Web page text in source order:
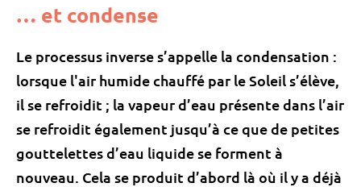
… et condense
Le processus inverse s’appelle la condensation :
lorsque l'air humide chauffé par le Soleil s’élève,
il se refroidit ; la vapeur d’eau présente dans l’air
se refroidit également jusqu’à ce que de petites
gouttelettes d’eau liquide se forment à
nouveau. Cela se produit d’abord là où il y a déjà